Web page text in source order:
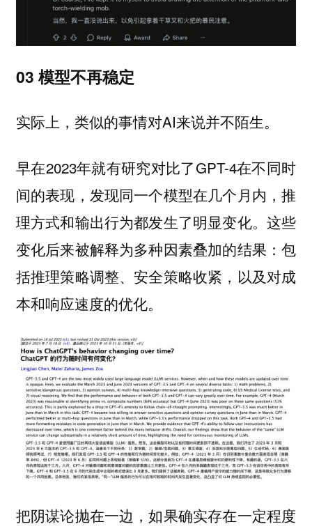
03 模型不再稳定
实际上，类似的事情对AI来说并不陌生。
早在2023年就有研究对比了GPT-4在不同时
间的表现，发现同一个模型在几个月内，推
理方式和输出行为都发生了明显变化。这些
变化后来被解释为多种因素叠加的结果：包
括推理策略调整、安全策略收紧，以及对成
本和响应速度的优化。
把阴谋论抛在一边，如果确实存在一定程度